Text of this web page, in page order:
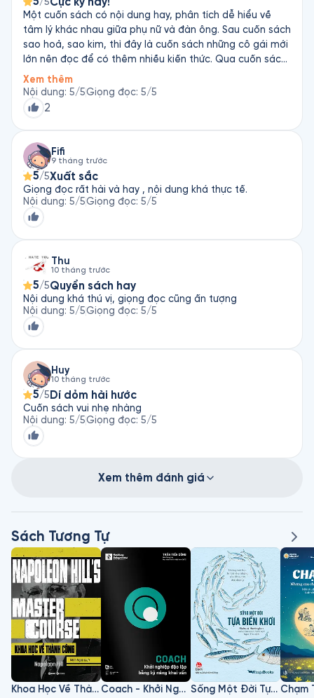
Một cuốn sách có nội dung hay, phân tích dễ hiểu về
tâm lý khác nhau giữa phụ nữ và đàn ông. Sau cuốn sách
sao hoả, sao kim, thì đây là cuốn sách những cô gái mới
lớn nên đọc để có thêm nhiều kiến thức. Qua cuốn sách
này mình cũng thấy thương phụ nữ nhiều. Có lẽ vì phụ nữ
phải có những tiêu chuẩn nhất định và còn bị đánh giá.
Theo cuốn sách thì đàn ông khá đơn giản. Nhưng theo
mình thì đàn ông cũng khá ích kỉ trong những ví dụ sách
đưa ra.
Xem thêm
Nội dung: 5/5Giọng đọc: 5/5
2
Fifi
9 tháng trước
5/5Xuất sắc
Giọng đọc rất hài và hay , nội dung khá thực tế.
Nội dung: 5/5Giọng đọc: 5/5
Thu
10 tháng trước
5/5Quyển sách hay
Nội dung khá thú vị, giọng đọc cũng ấn tượng
Nội dung: 5/5Giọng đọc: 5/5
Huy
10 tháng trước
5/5 Dí dỏm hài hước
Cuốn sách vui nhẹ nhàng
Nội dung: 5/5Giọng đọc: 5/5
Xem thêm đánh giá
Sách Tương Tự
Khoa Học Về Thành Công
Coach - Khởi Nghiệp Độc Lập Bằng Kỹ Năng Khai Vấn
Sống Một Đời Tựa Biển Khơi Chạm